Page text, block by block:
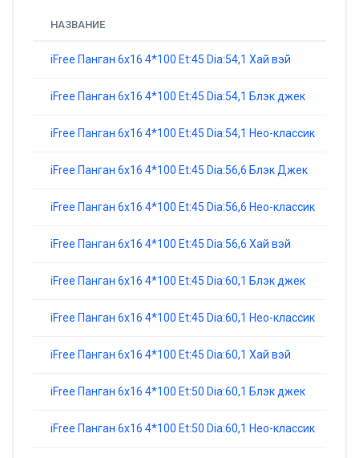
НАЗВАНИЕ
iFree Панган 6x16 4*100 Et:45 Dia:54,1 Xай вэй
iFree Панган 6x16 4*100 Et:45 Dia:54,1 Блэк джек
iFree Панган 6x16 4*100 Et:45 Dia:54,1 Нео-классик
iFree Панган 6x16 4*100 Et:45 Dia:56,6 Блэк Джек
iFree Панган 6x16 4*100 Et:45 Dia:56,6 Нео-классик
iFree Панган 6x16 4*100 Et:45 Dia:56,6 Хай вэй
iFree Панган 6x16 4*100 Et:45 Dia:60,1 Блэк джек
iFree Панган 6x16 4*100 Et:45 Dia:60,1 Нео-классик
iFree Панган 6x16 4*100 Et:45 Dia:60,1 Хай вэй
iFree Панган 6x16 4*100 Et:50 Dia:60,1 Блэк джек
iFree Панган 6x16 4*100 Et:50 Dia:60,1 Нео-классик